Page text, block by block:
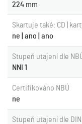
224 mm
Skartuje také: CD |
ne | ano | ano
Stupeň utajení dle
NNI 1
Certifikováno NBÚ
ne
Stupeň utajení dle DIN